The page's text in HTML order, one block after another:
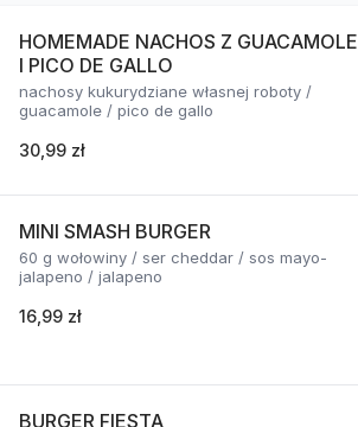
HOMEMADE NACHOS Z GUACAMOLE
I PICO DE GALLO
nachosy kukurydziane własnej roboty /
guacamole / pico de gallo
30,99 zł
MINI SMASH BURGER
60 g wołowiny / ser cheddar / sos mayo-
jalapeno / jalapeno
16,99 zł
BURGER FIESTA